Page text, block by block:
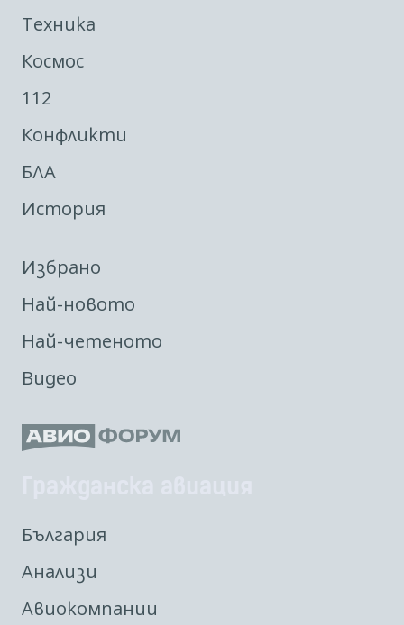
Техника
Космос
112
Конфликти
БЛА
История
Избрано
Най-новото
Най-четеното
Видео
България
Анализи
Авиокомпании